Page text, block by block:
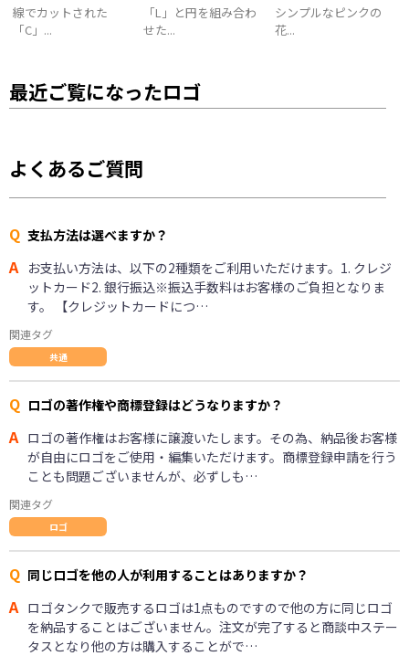
線でカットされた
「C」...
「L」と円を組み合わ
せた...
シンプルなピンクの
花...
最近ご覧になったロゴ
よくあるご質問
Q 支払方法は選べますか？
A お支払い方法は、以下の2種類をご利用いただけます。1. クレジ
ットカード2. 銀行振込※振込手数料はお客様のご負担となりま
す。 【クレジットカードにつ…
関連タグ
共通
Q ロゴの著作権や商標登録はどうなりますか？
A ロゴの著作権はお客様に譲渡いたします。その為、納品後お客様
が自由にロゴをご使用・編集いただけます。商標登録申請を行う
ことも問題ございませんが、必ずしも…
関連タグ
ロゴ
Q 同じロゴを他の人が利用することはありますか？
A ロゴタンクで販売するロゴは1点ものですので他の方に同じロゴ
を納品することはございません。注文が完了すると商談中ステー
タスとなり他の方は購入することがで…